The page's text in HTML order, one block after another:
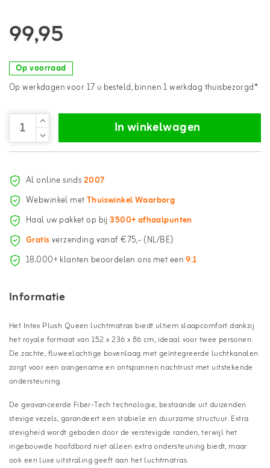
99,95
Op voorraad
Op werkdagen voor 17 u besteld, binnen 1 werkdag thuisbezorgd*
In winkelwagen
Al online sinds2007
Webwinkel metThuiswinkel Waarborg
Haal uw pakket op bij3500+ afhaalpunten
Gratisverzending vanaf €75,- (NL/BE)
18.000+ klanten beoordelen ons met een9.1
Informatie
Het Intex Plush Queen luchtmatras biedt ultiem slaapcomfort dankzij
het royale formaat van 152 x 236 x 86 cm, ideaal voor twee personen.
De zachte, fluweelachtige bovenlaag met geïntegreerde luchtkanalen
zorgt voor een aangename en ontspannen nachtrust met uitstekende
ondersteuning.
De geavanceerde Fiber-Tech technologie, bestaande uit duizenden
stevige vezels, garandeert een stabiele en duurzame structuur. Extra
stevigheid wordt geboden door de verstevigde randen, terwijl het
ingebouwde hoofdbord niet alleen extra ondersteuning biedt, maar
ook een luxe uitstraling geeft aan het luchtmatras.